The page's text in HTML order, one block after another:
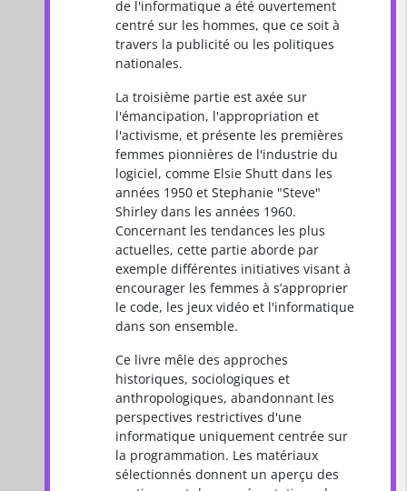
de l'informatique a été ouvertement
centré sur les hommes, que ce soit à
travers la publicité ou les politiques
nationales.
La troisième partie est axée sur
l'émancipation, l'appropriation et
l'activisme, et présente les premières
femmes pionnières de l'industrie du
logiciel, comme Elsie Shutt dans les
années 1950 et Stephanie "Steve"
Shirley dans les années 1960.
Concernant les tendances les plus
actuelles, cette partie aborde par
exemple différentes initiatives visant à
encourager les femmes à s’approprier
le code, les jeux vidéo et l'informatique
dans son ensemble.
Ce livre mêle des approches
historiques, sociologiques et
anthropologiques, abandonnant les
perspectives restrictives d'une
informatique uniquement centrée sur
la programmation. Les matériaux
sélectionnés donnent un aperçu des